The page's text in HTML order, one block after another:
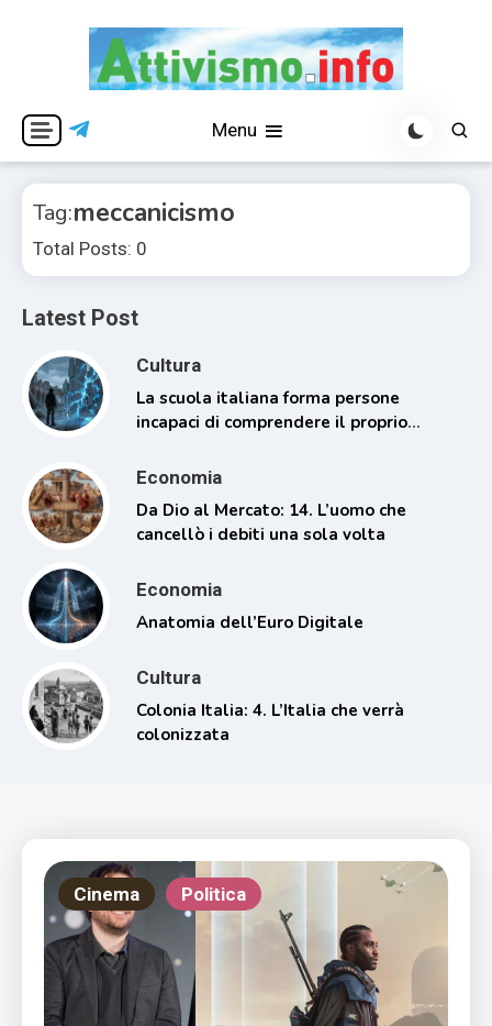
Attivismo.info
Menu
Tag:meccanicismo
Total Posts: 0
Latest Post
Cultura
La scuola italiana forma persone
incapaci di comprendere il proprio
Economia
Da Dio al Mercato: 14. L’uomo che
cancellò i debiti una sola volta
Economia
Anatomia dell’Euro Digitale
Cultura
Colonia Italia: 4. L’Italia che verrà
colonizzata
Cinema Politica